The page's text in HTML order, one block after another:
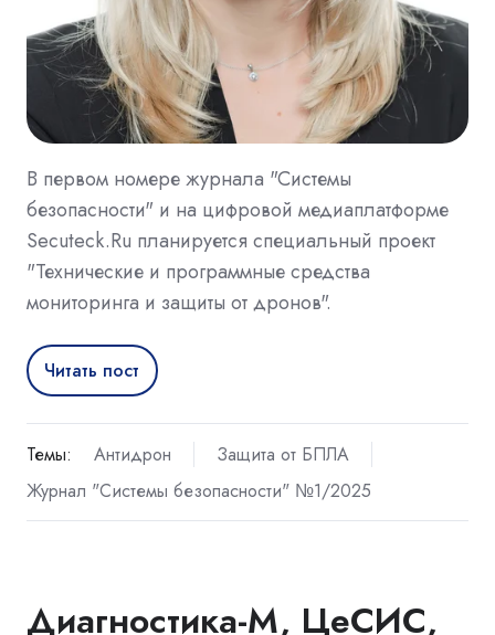
В первом номере журнала "Системы
безопасности" и на цифровой медиаплатформе
Secuteck.Ru планируется специальный проект
"Технические и программные средства
мониторинга и защиты от дронов".
Читать пост
Темы: Антидрон
Защита от БПЛА
Журнал "Системы безопасности" №1/2025
Диагностика-М, ЦеСИС,